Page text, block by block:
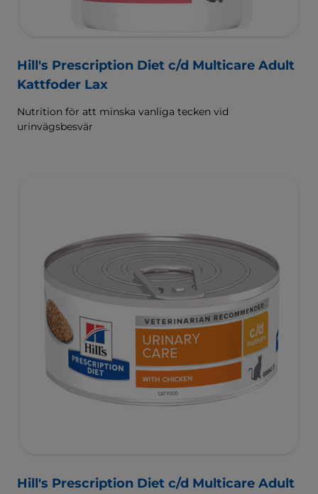
Hill's Prescription Diet c/d Multicare Adult
Kattfoder Lax
Nutrition för att minska vanliga tecken vid
urinvägsbesvär
Hill's Prescription Diet c/d Multicare Adult